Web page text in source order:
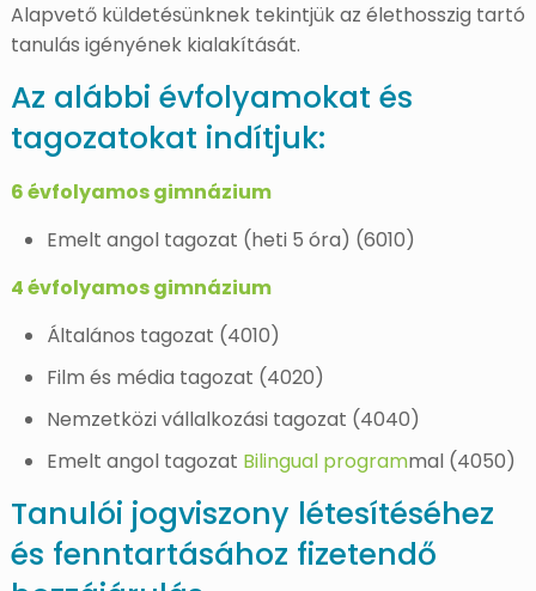
Alapvető küldetésünknek tekintjük az élethosszig tartó
tanulás igényének kialakítását.
Az alábbi évfolyamokat és
tagozatokat indítjuk:
6 évfolyamos gimnázium
Emelt angol tagozat (heti 5 óra) (6010)
4 évfolyamos gimnázium
Általános tagozat (4010)
Film és média tagozat (4020)
Nemzetközi vállalkozási tagozat (4040)
Emelt angol tagozat Bilingual programmal (4050)
Tanulói jogviszony létesítéséhez
és fenntartásához fizetendő